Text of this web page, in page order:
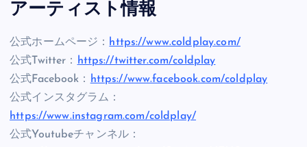
アーティスト情報
公式ホームページ： https://www.coldplay.com/
公式Twitter：
https://twitter.com/coldplay
公式Facebook：
https://www.facebook.com/coldplay
公式インスタグラム：
https://www.instagram.com/coldplay/
公式Youtubeチャンネル：